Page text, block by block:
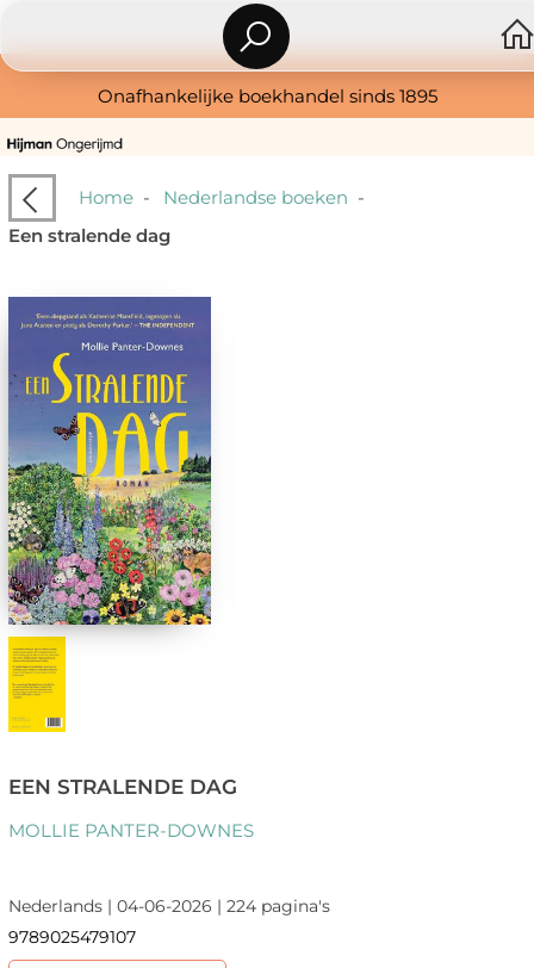
Onafhankelijke boekhandel sinds 1895
Home- Nederlandse boeken -
Een stralende dag
EEN STRALENDE DAG
MOLLIE PANTER-DOWNES
Nederlands | 04-06-2026 | 224 pagina's
9789025479107